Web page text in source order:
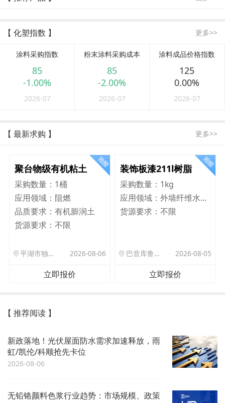
【 化塑指数 】 更多>>
涂料采购指数
85
-1.00%
2026-07
粉末涂料采购成本
85
-2.00%
2026-07
涂料成品价格指数
125
0.00%
2026-07
【 最新求购 】 更多>>
聚台物级有机粘土
采购数量： 1桶
应用领域： 阻燃
品质要求： 有机膨润土
货源要求： 不限
平湖市独山港镇集港路 589 号 2026-08-06
立即报价
装饰板漆211l树脂
采购数量： 1kg
应用领域：
外墙纤维水泥板
货源要求：不限
巴音库鲁提镇,托帕口岸六号库房 2026-08-05
立即报价
【 推荐阅读 】
新政落地！光伏屋面防水需求加速释放，雨
虹/凯伦/科顺抢先卡位
2026-08-06
无铅铬颜料色浆行业趋势：市场规模、政策